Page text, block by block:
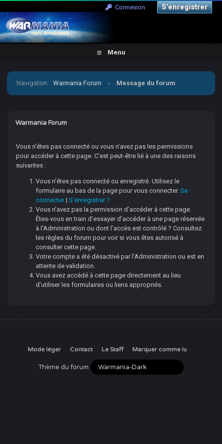
Connexion S’enregistrer
Menu
Navigation:Warmania Forum › Message du forum
Warmania Forum
Vous n’êtes pas connecté ou vous n’avez pas les permissions
pour accéder à cette page. C’est peut-être lié à une des raisons
suivantes :
Vous n’êtes pas connecté ou enregistré. Utilisez le
formulaire au bas de la page pour vous connecter.Se
connecter|S’enregistrer ?
Vous n’avez pas la permission d’accéder à cette page.
Êtes-vous en train d’essayer d’accéder à une page réservée
à l’Administration ou dont l’accès est contrôlé ? Consultez
les règles du forum pour voir si vous êtes autorisé à
consulter cette page.
Votre compte a été désactivé par l’Administration ou est en
attente de validation.
Vous avez accédé à cette page directement au lieu
d’utiliser les formulaires ou liens appropriés.
Mode léger Contact Le Staff Marquer comme lu
Thème du forum